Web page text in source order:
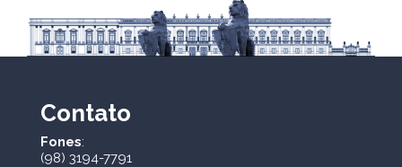
Contato
Fones:
(98) 3194-7791